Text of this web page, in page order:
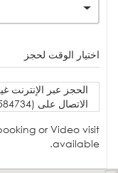
اختيار الوقت لحجز
الحجز عبر الإنترنت
الاتصال على (03/584734) لتحديد موعد!
or Video visit
available.